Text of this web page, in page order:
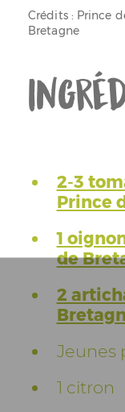
Crédits : Prince
Bretagne
2-3
Prince
1
de
2
Jeunes
1 citron